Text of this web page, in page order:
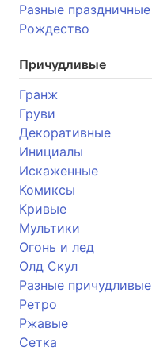
Разные праздничные
Рождество
Причудливые
Гранж
Груви
Декоративные
Инициалы
Искаженные
Комиксы
Кривые
Мультики
Огонь и лед
Олд Скул
Разные причудливые
Ретро
Ржавые
Сетка